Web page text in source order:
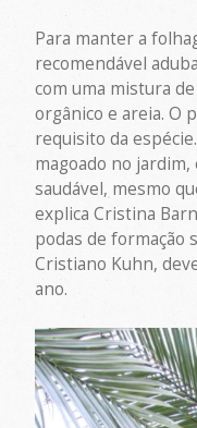
Para manter a
recomendável
com uma mistura
orgânico e areia. O
requisito da
magoado no
saudável, mesmo
explica Cristina
podas de formação
Cristiano Kuhn,
ano.